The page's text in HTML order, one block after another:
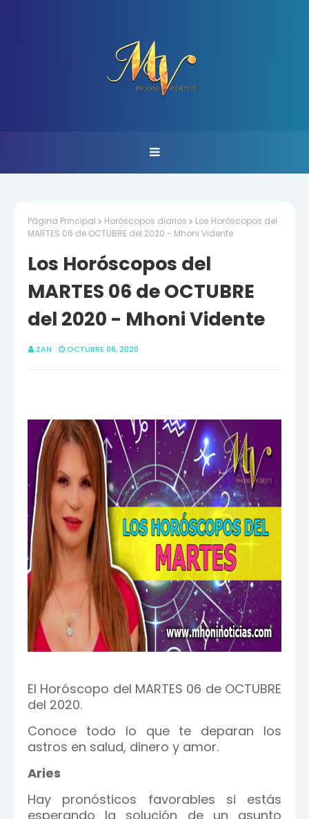
Página Principal Horóscopos diarios
Los Horóscopos del
MARTES 06 de OCTUBRE del 2020 - Mhoni Vidente
Los Horóscopos del
MARTES 06 de OCTUBRE
del 2020 - Mhoni Vidente
ZAN OCTUBRE 06, 2020
El Horóscopo del MARTES 06 de OCTUBRE
del 2020.
Conoce todo lo que te deparan los
astros en salud, dinero y amor.
Aries
Hay pronósticos favorables si estás
esperando la solución de un asunto